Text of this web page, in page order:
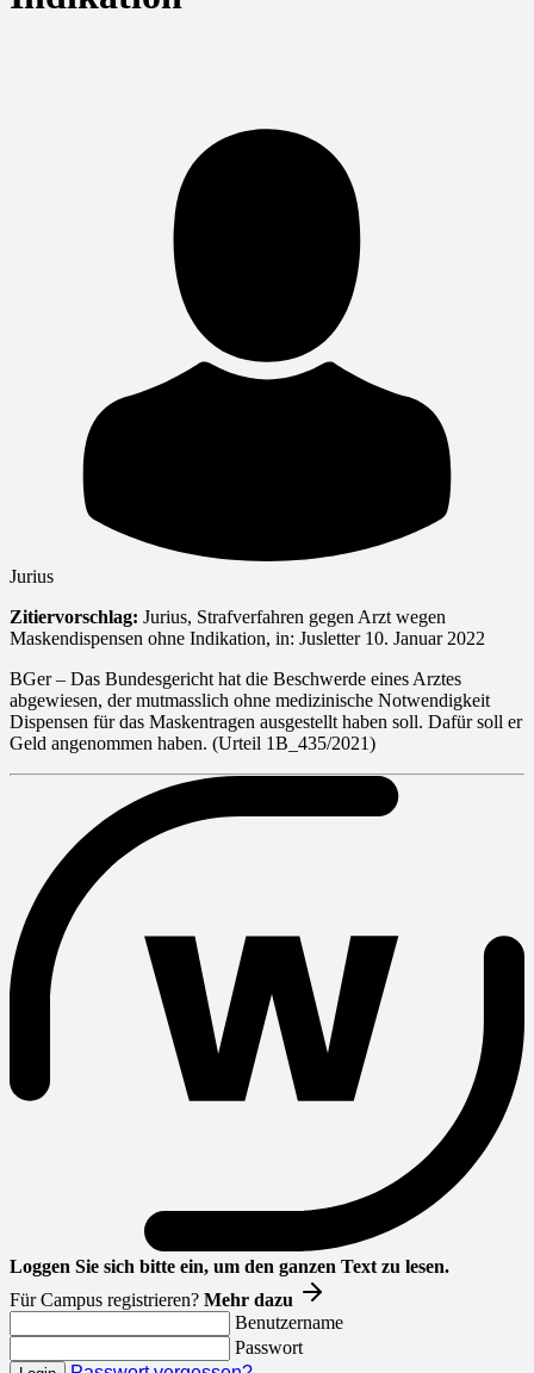
Jurius
Zitiervorschlag: Jurius, Strafverfahren gegen Arzt wegen
Maskendispensen ohne Indikation, in: Jusletter 10. Januar 2022
BGer – Das Bundesgericht hat die Beschwerde eines Arztes
abgewiesen, der mutmasslich ohne medizinische Notwendigkeit
Dispensen für das Maskentragen ausgestellt haben soll. Dafür soll er
Geld angenommen haben. (Urteil 1B_435/2021)
Loggen Sie sich bitte ein, um den ganzen Text zu lesen.
Für Campus registrieren? Mehr dazu
Benutzername
Passwort